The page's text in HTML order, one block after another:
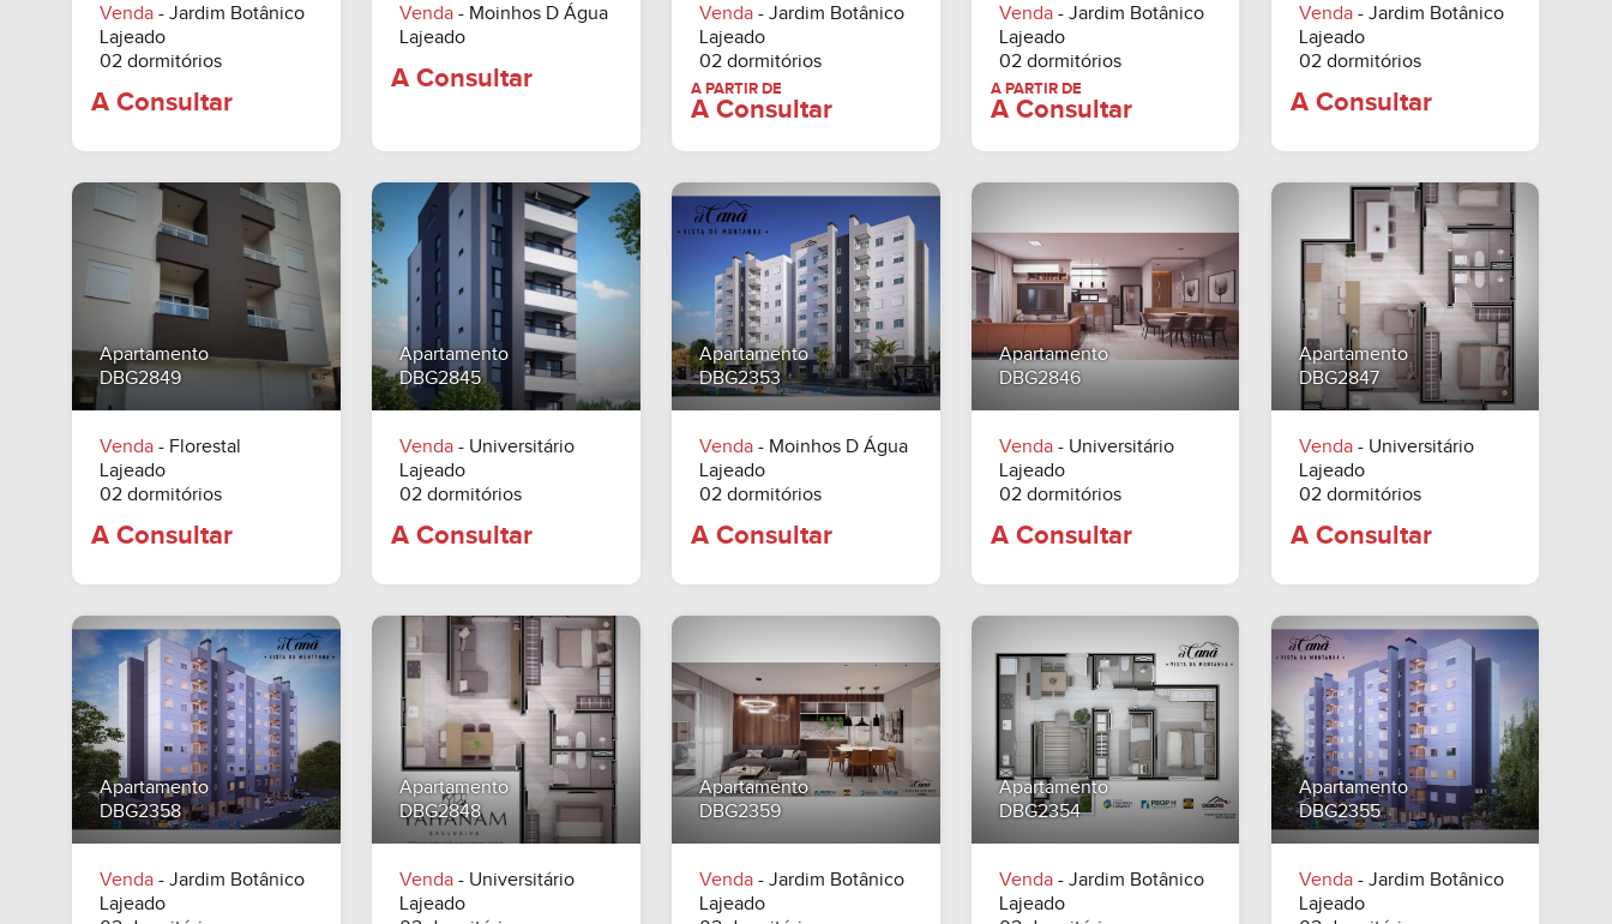
Venda - Jardim Botânico
Lajeado
02 dormitórios
A Consultar
Venda - Moinhos D Água
Lajeado
A Consultar
Venda- Jardim Botânico
Lajeado
02 dormitórios
A PARTIR DE
A Consultar
Venda- Jardim Botânico
Lajeado
02 dormitórios
A PARTIR DE
A Consultar
Venda- Jardim Botânico
Lajeado
02 dormitórios
A Consultar
Apartamento
DBG2849
Venda - Florestal
Lajeado
02 dormitórios
A Consultar
Apartamento
DBG2845
Venda - Universitário
Lajeado
02 dormitórios
A Consultar
Apartamento
DBG2353
Venda- Moinhos D Água
Lajeado
02 dormitórios
A Consultar
Apartamento
DBG2846
Venda- Universitário
Lajeado
02 dormitórios
A Consultar
Apartamento
DBG2847
Venda- Universitário
Lajeado
02 dormitórios
A Consultar
Apartamento
DBG2358
Venda - Jardim Botânico
Lajeado
Apartamento
DBG2848
Venda - Universitário
Lajeado
Apartamento
DBG2359
Venda- Jardim Botânico
Lajeado
Apartamento
DBG2354
Venda- Jardim Botânico
Lajeado
Apartamento
DBG2355
Venda- Jardim Botânico
Lajeado